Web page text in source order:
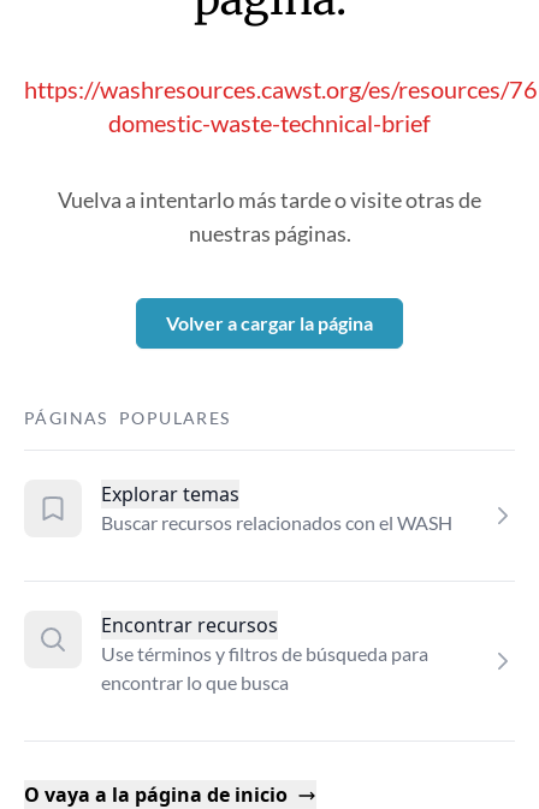
https://washresources.cawst.org/es/resources/
domestic-waste-technical-brief
Vuelva a intentarlo más tarde o visite otras de
nuestras páginas.
Volver a cargar la página
PÁGINAS POPULARES
Explorar temas
Buscar recursos relacionados con el WASH
Encontrar recursos
Use términos y filtros de búsqueda para
encontrar lo que busca
O vaya a la página de inicio